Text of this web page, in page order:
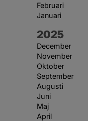
Februari
Januari
År:
2025
December
November
Oktober
September
Augusti
Juni
Maj
April